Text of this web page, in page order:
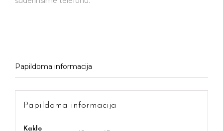
Papildoma informacija
Papildoma informacija
Kaklo